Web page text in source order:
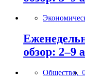
обзор: 2–9
Общество,